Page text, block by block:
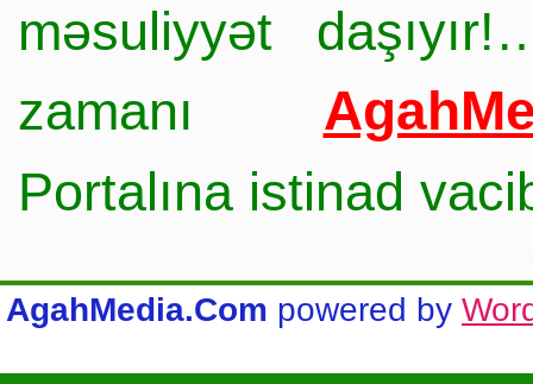
məsuliyyət
zamanı
Portalına istinad
AgahMedia.Com powered by